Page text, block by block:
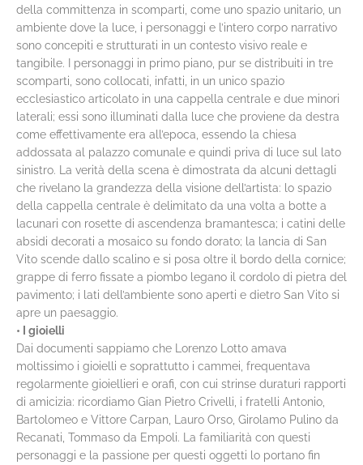
della committenza in scomparti, come uno spazio unitario, un
ambiente dove la luce, i personaggi e l’intero corpo narrativo
sono concepiti e strutturati in un contesto visivo reale e
tangibile. I personaggi in primo piano, pur se distribuiti in tre
scomparti, sono collocati, infatti, in un unico spazio
ecclesiastico articolato in una cappella centrale e due minori
laterali; essi sono illuminati dalla luce che proviene da destra
come effettivamente era all’epoca, essendo la chiesa
addossata al palazzo comunale e quindi priva di luce sul lato
sinistro. La verità della scena è dimostrata da alcuni dettagli
che rivelano la grandezza della visione dell’artista: lo spazio
della cappella centrale è delimitato da una volta a botte a
lacunari con rosette di ascendenza bramantesca; i catini delle
absidi decorati a mosaico su fondo dorato; la lancia di San
Vito scende dallo scalino e si posa oltre il bordo della cornice;
grappe di ferro fissate a piombo legano il cordolo di pietra del
pavimento; i lati dell’ambiente sono aperti e dietro San Vito si
apre un paesaggio.
• I gioielli
Dai documenti sappiamo che Lorenzo Lotto amava
moltissimo i gioielli e soprattutto i cammei, frequentava
regolarmente gioiellieri e orafi, con cui strinse duraturi rapporti
di amicizia: ricordiamo Gian Pietro Crivelli, i fratelli Antonio,
Bartolomeo e Vittore Carpan, Lauro Orso, Girolamo Pulino da
Recanati, Tommaso da Empoli. La familiarità con questi
personaggi e la passione per questi oggetti lo portano fin